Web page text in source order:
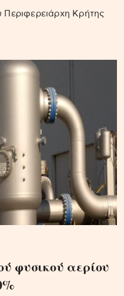
Περιφερειάρχη Κρήτης
φυσικού αερίου